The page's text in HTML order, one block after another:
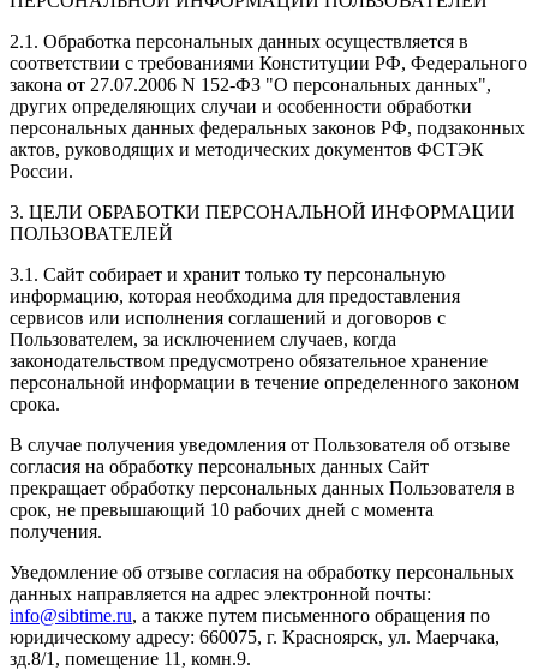
2.1. Обработка персональных данных осуществляется в
соответствии с требованиями Конституции РФ, Федерального
закона от 27.07.2006 N 152-ФЗ "О персональных данных",
других определяющих случаи и особенности обработки
персональных данных федеральных законов РФ, подзаконных
актов, руководящих и методических документов ФСТЭК
России.
3. ЦЕЛИ ОБРАБОТКИ ПЕРСОНАЛЬНОЙ ИНФОРМАЦИИ
ПОЛЬЗОВАТЕЛЕЙ
3.1. Сайт собирает и хранит только ту персональную
информацию, которая необходима для предоставления
сервисов или исполнения соглашений и договоров с
Пользователем, за исключением случаев, когда
законодательством предусмотрено обязательное хранение
персональной информации в течение определенного законом
срока.
В случае получения уведомления от Пользователя об отзыве
согласия на обработку персональных данных Сайт
прекращает обработку персональных данных Пользователя в
срок, не превышающий 10 рабочих дней с момента
получения.
Уведомление об отзыве согласия на обработку персональных
данных направляется на адрес электронной почты:
info@sibtime.ru, а также путем письменного обращения по
юридическому адресу: 660075, г. Красноярск, ул. Маерчака,
зд.8/1, помещение 11, комн.9.